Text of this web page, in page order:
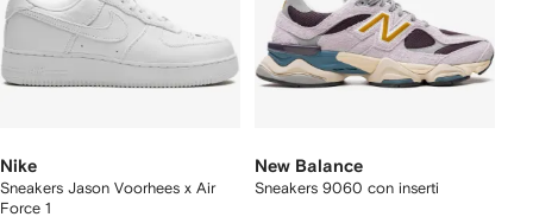
Nike
Sneakers Jason Voorhees x Air
Force 1
New Balance
Sneakers 9060 con inserti